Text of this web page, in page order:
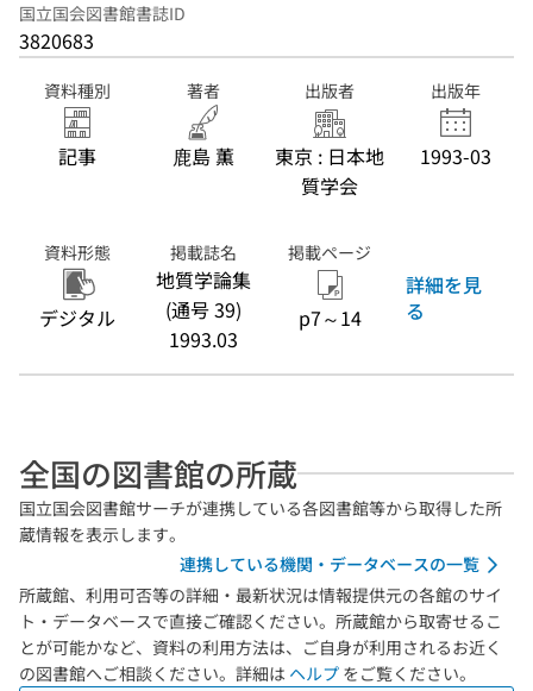
国立国会図書館書誌ID
3820683
資料種別
記事
著者
鹿島 薫
出版者
東京 : 日本地
質学会
出版年
1993-03
資料形態
デジタル
掲載誌名
地質学論集
(通号 39)
1993.03
掲載ページ
p7～14
詳細を見
る
全国の図書館の所蔵
国立国会図書館サーチが連携している各図書館等から取得した所
蔵情報を表示します。
連携している機関・データベースの一覧
所蔵館、利用可否等の詳細・最新状況は情報提供元の各館のサイ
ト・データベースで直接ご確認ください。所蔵館から取寄せるこ
とが可能かなど、資料の利用方法は、ご自身が利用されるお近く
の図書館へご相談ください。詳細は ヘルプ をご覧ください。